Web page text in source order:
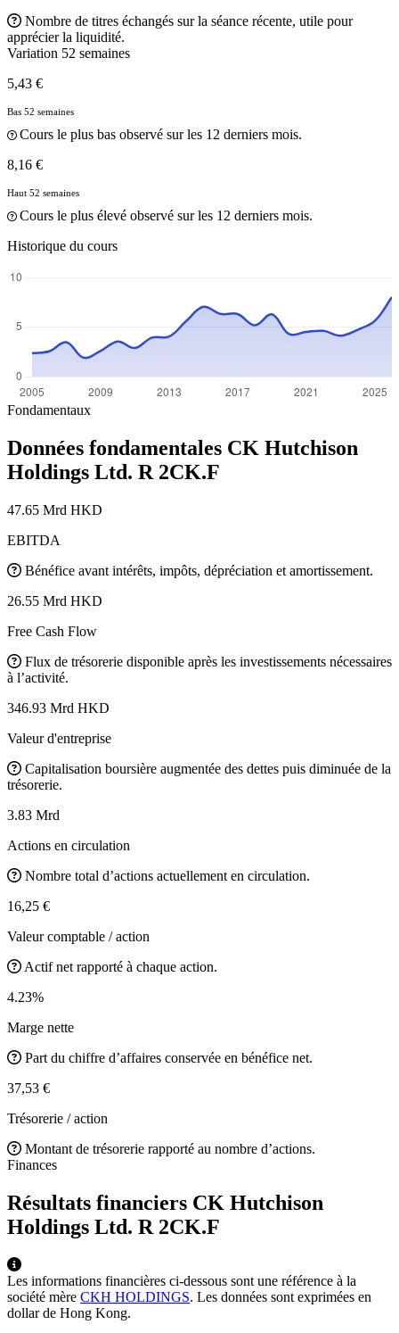
Nombre de titres échangés sur la séance récente, utile pour
apprécier la liquidité.
Variation 52 semaines
5,43 €
Bas 52 semaines
Cours le plus bas observé sur les 12 derniers mois.
8,16 €
Haut 52 semaines
Cours le plus élevé observé sur les 12 derniers mois.
Historique du cours
Fondamentaux
Données fondamentales CK Hutchison
Holdings Ltd. R 2CK.F
47.65 Mrd HKD
EBITDA
Bénéfice avant intérêts, impôts, dépréciation et amortissement.
26.55 Mrd HKD
Free Cash Flow
Flux de trésorerie disponible après les investissements nécessaires
à l’activité.
346.93 Mrd HKD
Valeur d'entreprise
Capitalisation boursière augmentée des dettes puis diminuée de la
trésorerie.
3.83 Mrd
Actions en circulation
Nombre total d’actions actuellement en circulation.
16,25 €
Valeur comptable / action
Actif net rapporté à chaque action.
4.23%
Marge nette
Part du chiffre d’affaires conservée en bénéfice net.
37,53 €
Trésorerie / action
Montant de trésorerie rapporté au nombre d’actions.
Finances
Résultats financiers CK Hutchison
Holdings Ltd. R 2CK.F
Les informations financières ci-dessous sont une référence à la
société mère CKH HOLDINGS. Les données sont exprimées en
dollar de Hong Kong.